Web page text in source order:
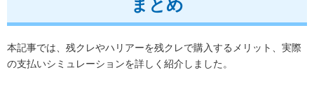
まとめ
本記事では、残クレやハリアーを残クレで購入するメリット、実際
の支払いシミュレーションを詳しく紹介しました。